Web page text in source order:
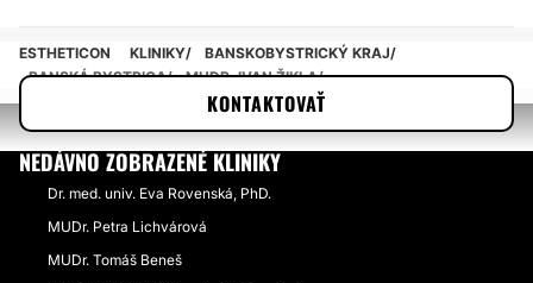
KONTAKTOVAŤ
ESTHETICON KLINIKY
BANSKOBYSTRICKÝ KRAJ
BANSKÁ BYSTRICA
MUDR. IVAN ŽIKLA
NEDÁVNO ZOBRAZENÉ KLINIKY
Dr. med. univ. Eva Rovenská, PhD.
MUDr. Petra Lichvárová
MUDr. Tomáš Beneš